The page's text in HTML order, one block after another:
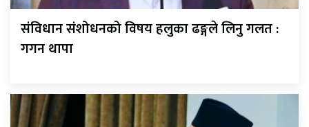
संविधान संशोधनको विषय हलुका ढङ्गले लिनु गलत :
गगन थापा